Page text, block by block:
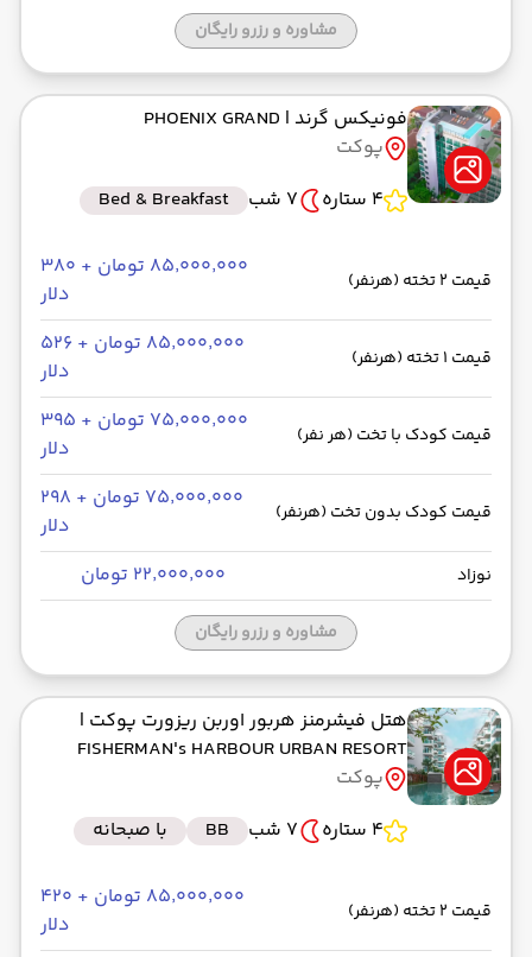
مشاوره و رزرو رایگان
فونیکس گرند | PHOENIX GRAND
پوکت
4 ستاره
7 شب Bed & Breakfast
قیمت 2 تخته (هرنفر)
۸۵٬۰۰۰٬۰۰۰ تومان + ۳۸۰
دلار
قیمت 1 تخته (هرنفر)
۸۵٬۰۰۰٬۰۰۰ تومان + ۵۲۶
دلار
قیمت کودک با تخت (هر نفر)
۷۵٬۰۰۰٬۰۰۰ تومان + ۳۹۵
دلار
قیمت کودک بدون تخت (هرنفر)
۷۵٬۰۰۰٬۰۰۰ تومان + ۲۹۸
دلار
نوزاد ۲۲٬۰۰۰٬۰۰۰ تومان
مشاوره و رزرو رایگان
هتل فیشرمنز هربور اوربن ریزورت پوکت |
FISHERMAN's HARBOUR URBAN RESORT
پوکت
4 ستاره
7 شب BB با صبحانه
قیمت 2 تخته (هرنفر)
۸۵٬۰۰۰٬۰۰۰ تومان + ۴۲۰
دلار